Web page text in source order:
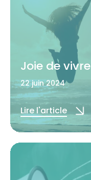
Joie de vivre
22 juin 2024
Lire l'article